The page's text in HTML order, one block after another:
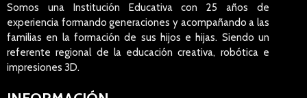
Somos una Institución Educativa con 25 años de
experiencia formando generaciones y acompañando a las
familias en la formación de sus hijos e hijas. Siendo un
referente regional de la educación creativa, robótica e
impresiones 3D.